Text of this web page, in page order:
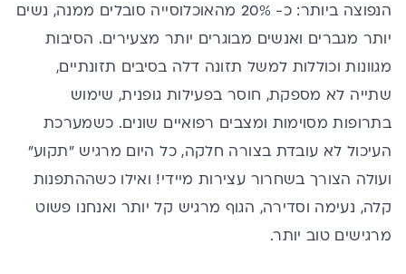
הנפוצה ביותר: כ- 20% מהאוכלוסייה סובלים ממנה, נשים
יותר מגברים ואנשים מבוגרים יותר מצעירים. הסיבות
מגוונות וכוללות למשל תזונה דלה בסיבים תזונתיים,
שתייה לא מספקת, חוסר בפעילות גופנית, שימוש
בתרופות מסוימות ומצבים רפואיים שונים. כשמערכת
העיכול לא עובדת בצורה חלקה, כל היום מרגיש "תקוע"
ועולה הצורך בשחרור עצירות מיידי! ואילו כשההתפנות
קלה, נעימה וסדירה, הגוף מרגיש קל יותר ואנחנו פשוט
מרגישים טוב יותר.